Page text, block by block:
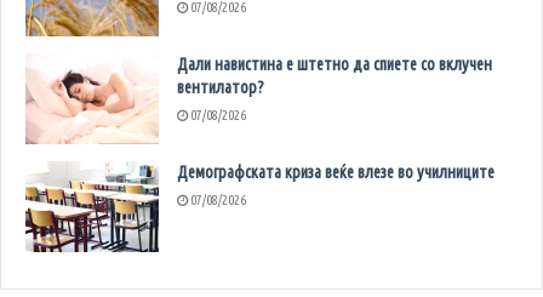
07/08/2026
Дали навистина е штетно да спиете со вклучен
вентилатор?
07/08/2026
Демографската криза веќе влезе во училниците
07/08/2026